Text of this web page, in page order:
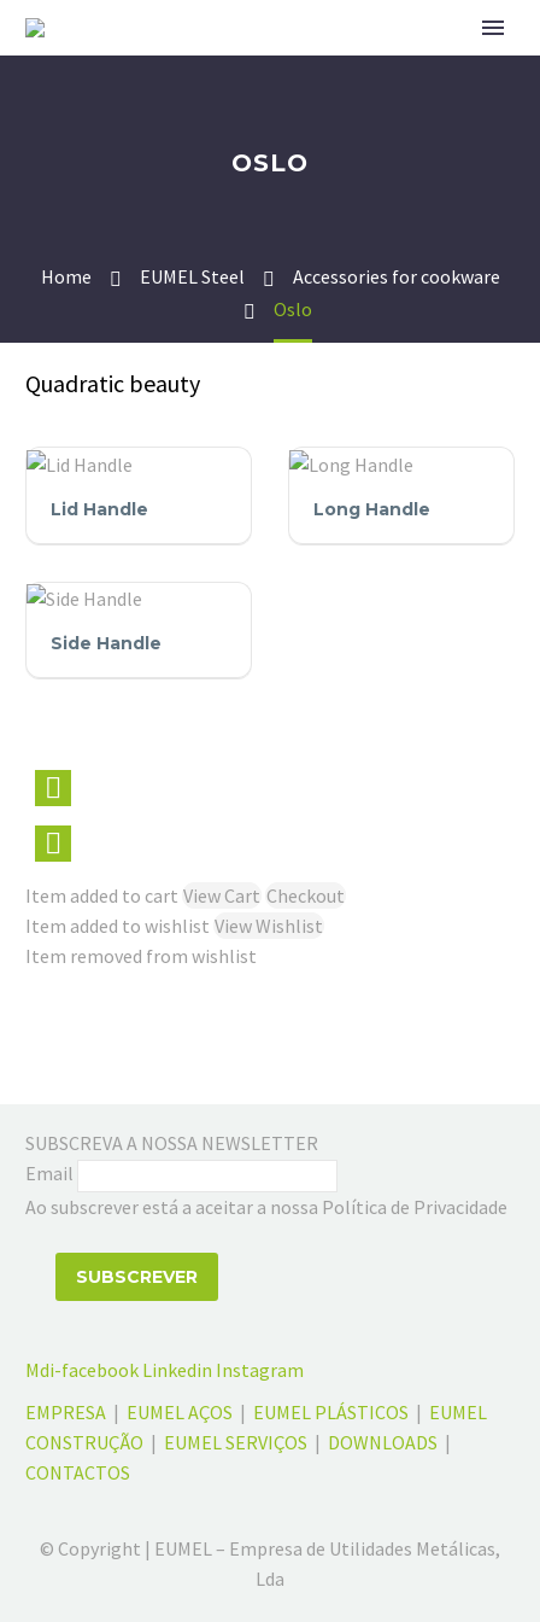
OSLO
Home EUMEL Steel
Accessories for cookware
Oslo
Quadratic beauty
Handle
Lid Handle
Handle
Long Handle
Side Handle
Item added to cart View Cart Checkout
Item added to wishlist View Wishlist
Item removed from wishlist
SUBSCREVA A NOSSA NEWSLETTER
Email
Ao subscrever está a aceitar a nossa Política de Privacidade
Mdi-facebook Linkedin Instagram
EMPRESA | EUMEL AÇOS | EUMEL PLÁSTICOS | EUMEL
CONSTRUÇÃO | EUMEL SERVIÇOS | DOWNLOADS |
CONTACTOS
© Copyright | EUMEL – Empresa de Utilidades Metálicas,
Lda